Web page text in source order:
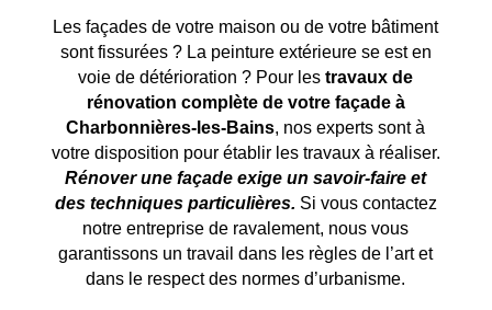
Les façades de votre maison ou de votre bâtiment
sont fissurées ? La peinture extérieure se est en
voie de détérioration ? Pour lestravaux de
rénovation complète de votre façade à
Charbonnières-les-Bains, nos experts sont à
votre disposition pour établir les travaux à réaliser.
Rénover une façade exige un savoir-faire et
des techniques particulières. Si vous contactez
notre entreprise de ravalement, nous vous
garantissons un travail dans les règles de l’art et
dans le respect des normes d’urbanisme.